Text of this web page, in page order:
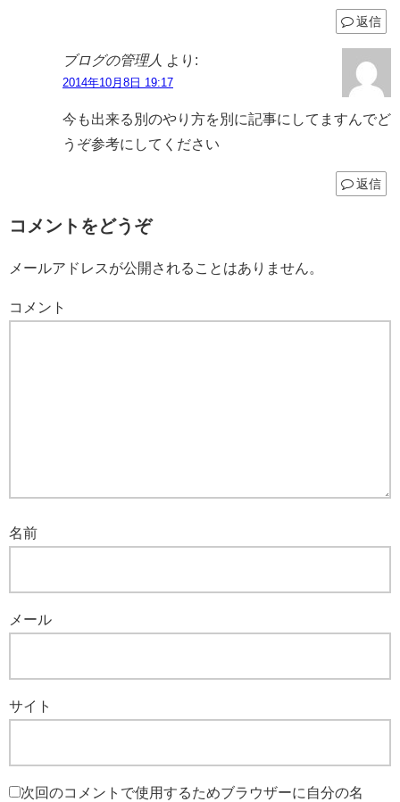
返信
ブログの管理人 より:
2014年10月8日 19:17
今も出来る別のやり方を別に記事にしてますんでど
うぞ参考にしてください
返信
コメントをどうぞ
メールアドレスが公開されることはありません。
コメント
名前
メール
サイト
次回のコメントで使用するためブラウザーに自分の名